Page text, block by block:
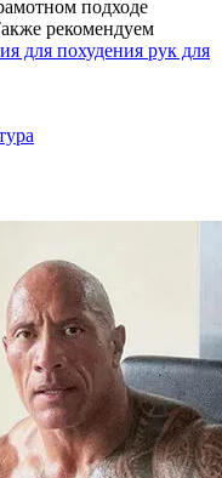
подходе
рекомендуем
для похудения рук для